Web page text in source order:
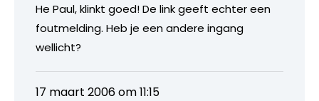
He Paul, klinkt goed! De link geeft echter een
foutmelding. Heb je een andere ingang
wellicht?
17 maart 2006 om 11:15